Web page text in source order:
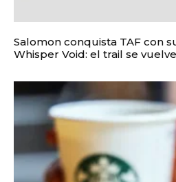
Salomon conquista TAF con
Whisper Void: el trail se